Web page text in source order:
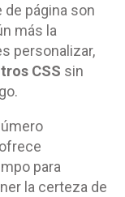
de página son
más la
personalizar,
CSS sin
para
la certeza de